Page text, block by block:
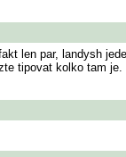
len par, landysh
tipovat kolko tam